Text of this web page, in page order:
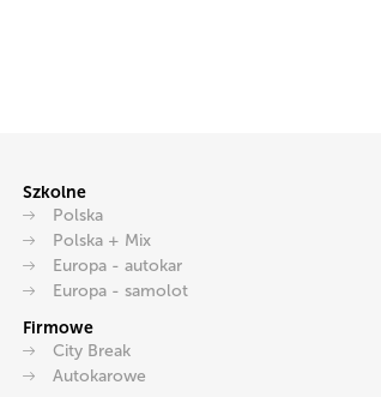
Szkolne
Polska
Polska + Mix
Europa - autokar
Europa - samolot
Firmowe
City Break
Autokarowe